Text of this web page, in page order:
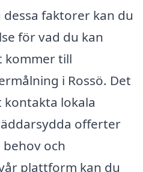
faktorer kan du
för vad du kan
kommer till
i Rossö. Det
lokala
offerter
och
plattform kan du